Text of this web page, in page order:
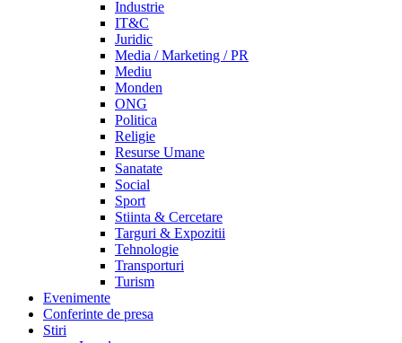
Industrie
IT&C
Juridic
Media / Marketing / PR
Mediu
Monden
ONG
Politica
Religie
Resurse Umane
Sanatate
Social
Sport
Stiinta & Cercetare
Targuri & Expozitii
Tehnologie
Transporturi
Turism
Evenimente
Conferinte de presa
Stiri